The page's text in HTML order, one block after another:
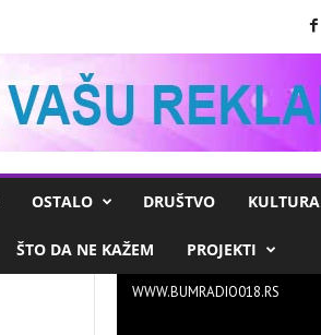
OSTALO DRUŠTVO KULTURA
ŠTO DA NE KAŽEM PROJEKTI
WWW.BUMRADIO018.RS